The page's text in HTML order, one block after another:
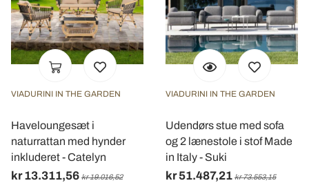
VIADURINI IN THE GARDEN
Haveloungesæt i
naturrattan med hynder
inkluderet - Catelyn
kr 13.311,56 kr 19.016,52
VIADURINI IN THE GARDEN
Udendørs stue med sofa
og 2 lænestole i stof Made
in Italy - Suki
kr 51.487,21 kr 73.553,15